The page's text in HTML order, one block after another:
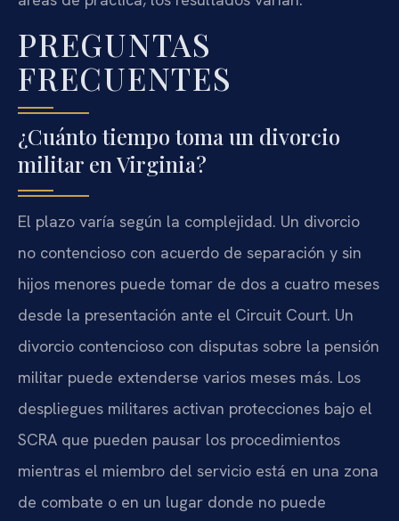
PREGUNTAS
FRECUENTES
¿Cuánto tiempo toma un divorcio
militar en Virginia?
El plazo varía según la complejidad. Un divorcio
no contencioso con acuerdo de separación y sin
hijos menores puede tomar de dos a cuatro meses
desde la presentación ante el Circuit Court. Un
divorcio contencioso con disputas sobre la pensión
militar puede extenderse varios meses más. Los
despliegues militares activan protecciones bajo el
SCRA que pueden pausar los procedimientos
mientras el miembro del servicio está en una zona
de combate o en un lugar donde no puede